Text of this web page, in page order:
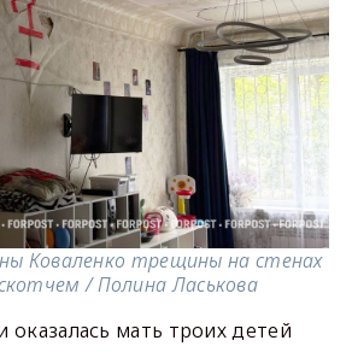
Коваленко трещины на стенах
/ Полина Ласькова
оказалась мать троих детей